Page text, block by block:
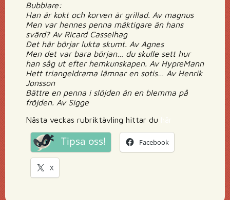
Bubblare:
Han är kokt och korven är grillad. Av magnus
Men var hennes penna mäktigare än hans
svärd? Av Ricard Casselhag
Det här börjar lukta skumt. Av Agnes
Men det var bara början… du skulle sett hur
han såg ut efter hemkunskapen. Av HypreMann
Hett triangeldrama lämnar en sotis… Av Henrik
Jonsson
Bättre en penna i slöjden än en blemma på
fröjden. Av Sigge
Nästa veckas rubriktävling hittar du
Tipsa oss! Facebook
X